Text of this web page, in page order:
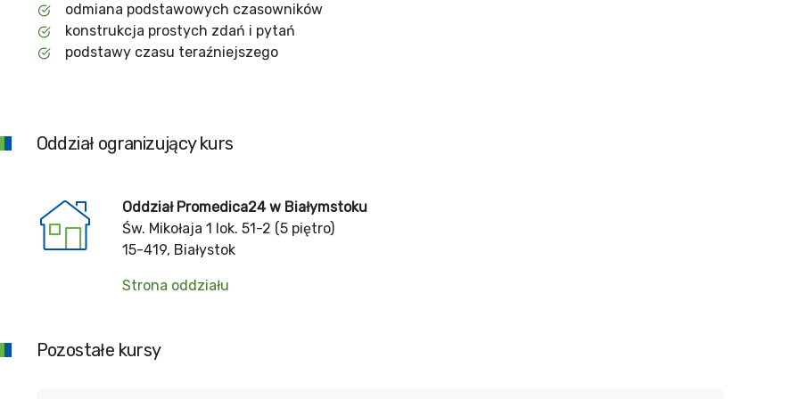
odmiana podstawowych czasowników
konstrukcja prostych zdań i pytań
podstawy czasu teraźniejszego
Oddział ogranizujący kurs
Oddział Promedica24 w Białymstoku
Św. Mikołaja 1 lok. 51-2 (5 piętro)
15-419, Białystok
Strona oddziału
Pozostałe kursy